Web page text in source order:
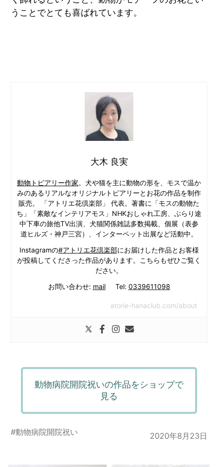
うことでとても喜ばれています。
大木 良実
動物トピアリー作家。犬や猫を主に動物の形を、モスで温か
みのあるリアルなオリジナルトピアリーとお花の作品を制作
販売。 「アトリエ花倶楽部」 代表。著書に「モスの動物た
ち」「素敵なインテリアモス」NHKおしゃれ工房、ぶらり途
中下車の旅他TV出演、犬猫関係雑誌多数掲載、個展（表参
道ヒルズ・神戸三宮）、インターペット出展など活動中。
Instagramの#アトリエ花倶楽部にお届けした作品とお客様
が投稿してくださった作品があります。こちらもぜひご覧く
ださい。
お問い合わせ: mailTel: 0339611098
atorie-hanaclub.com/about
動物病院開院祝いの作品をショップで
見る
#動物病院開院祝い 2020年8月23日